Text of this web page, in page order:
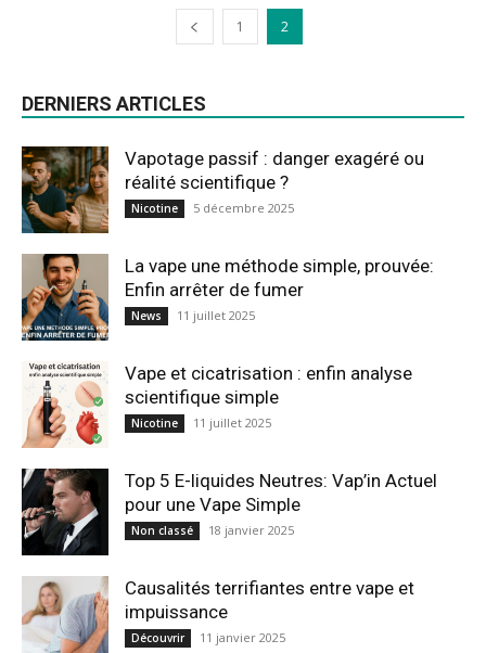
1 2
DERNIERS ARTICLES
Vapotage passif : danger exagéré ou
réalité scientifique ?
Nicotine 5 décembre 2025
La vape une méthode simple, prouvée:
Enfin arrêter de fumer
News 11 juillet 2025
Vape et cicatrisation : enfin analyse
scientifique simple
Nicotine 11 juillet 2025
Top 5 E-liquides Neutres: Vap’in Actuel
pour une Vape Simple
Non classé 18 janvier 2025
Causalités terrifiantes entre vape et
impuissance
Découvrir 11 janvier 2025